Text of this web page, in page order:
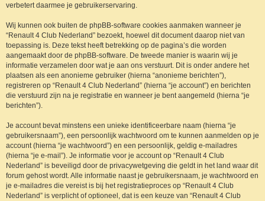
verbetert daarmee je gebruikerservaring.
Wij kunnen ook buiten de phpBB-software cookies aanmaken wanneer je
“Renault 4 Club Nederland” bezoekt, hoewel dit document daarop niet van
toepassing is. Deze tekst heeft betrekking op de pagina’s die worden
aangemaakt door de phpBB-software. De tweede manier is waarin wij je
informatie verzamelen door wat je aan ons verstuurt. Dit is onder andere het
plaatsen als een anonieme gebruiker (hierna “anonieme berichten”),
registreren op “Renault 4 Club Nederland” (hierna “je account”) en berichten
die verstuurd zijn na je registratie en wanneer je bent aangemeld (hierna “je
berichten”).
Je account bevat minstens een unieke identificeerbare naam (hierna “je
gebruikersnaam”), een persoonlijk wachtwoord om te kunnen aanmelden op je
account (hierna “je wachtwoord”) en een persoonlijk, geldig e-mailadres
(hierna “je e-mail”). Je informatie voor je account op “Renault 4 Club
Nederland” is beveiligd door de privacywetgeving die geldt in het land waar dit
forum gehost wordt. Alle informatie naast je gebruikersnaam, je wachtwoord en
je e-mailadres die vereist is bij het registratieproces op “Renault 4 Club
Nederland” is verplicht of optioneel, dat is een keuze van “Renault 4 Club